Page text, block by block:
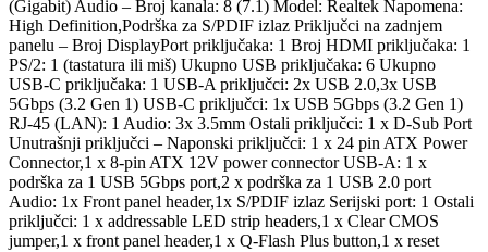
(Gigabit) Audio – Broj kanala: 8 (7.1) Model: Realtek Napomena:
High Definition,Podrška za S/PDIF izlaz Priključci na zadnjem
panelu – Broj DisplayPort priključaka: 1 Broj HDMI priključaka: 1
PS/2: 1 (tastatura ili miš) Ukupno USB priključaka: 6 Ukupno
USB-C priključaka: 1 USB-A priključci: 2x USB 2.0,3x USB
5Gbps (3.2 Gen 1) USB-C priključci: 1x USB 5Gbps (3.2 Gen 1)
RJ-45 (LAN): 1 Audio: 3x 3.5mm Ostali priključci: 1 x D-Sub Port
Unutrašnji priključci – Naponski priključci: 1 x 24 pin ATX Power
Connector,1 x 8-pin ATX 12V power connector USB-A: 1 x
podrška za 1 USB 5Gbps port,2 x podrška za 1 USB 2.0 port
Audio: 1x Front panel header,1x S/PDIF izlaz Serijski port: 1 Ostali
priključci: 1 x addressable LED strip headers,1 x Clear CMOS
jumper,1 x front panel header,1 x Q-Flash Plus button,1 x reset